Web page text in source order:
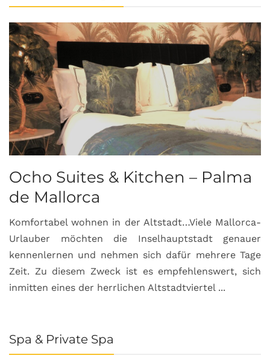
Ocho Suites & Kitchen – Palma
de Mallorca
Komfortabel wohnen in der Altstadt…Viele Mallorca-
Urlauber möchten die Inselhauptstadt genauer
kennenlernen und nehmen sich dafür mehrere Tage
Zeit. Zu diesem Zweck ist es empfehlenswert, sich
inmitten eines der herrlichen Altstadtviertel ...
Spa & Private Spa